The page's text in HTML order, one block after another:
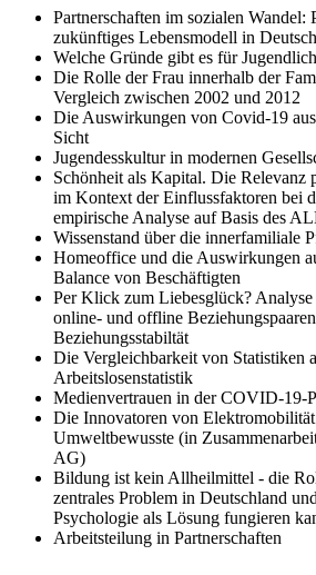
Partnerschaften im sozialen Wandel:
zukünftiges Lebensmodell in
Welche Gründe gibt es für
Die Rolle der Frau innerhalb der
Vergleich zwischen 2002 und 2012
Die Auswirkungen von Covid-19
Sicht
Jugendesskultur in modernen
Schönheit als Kapital. Die Relevanz
im Kontext der Einflussfaktoren bei
empirische Analyse auf Basis des
Wissenstand über die innerfamiliale
Homeoffice und die Auswirkungen
Balance von Beschäftigten
Per Klick zum Liebesglück?
online- und offline
Beziehungsstabiltät
Die Vergleichbarkeit von Statistiken
Arbeitslosenstatistik
Medienvertrauen in der COVID-19-
Die Innovatoren von
Umweltbewusste (in
AG)
Bildung ist kein Allheilmittel - die
zentrales Problem in Deutschland
Psychologie als Lösung fungieren
Arbeitsteilung in Partnerschaften